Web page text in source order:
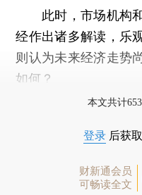
此时，市场机构和
经作出诸多解读，乐
则认为未来经济走势
如何？
本文共计
登录 后获
财新通会员
可畅读全文